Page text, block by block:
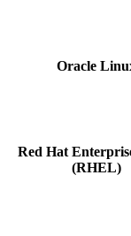
Oracle
Red Hat
(RHEL)